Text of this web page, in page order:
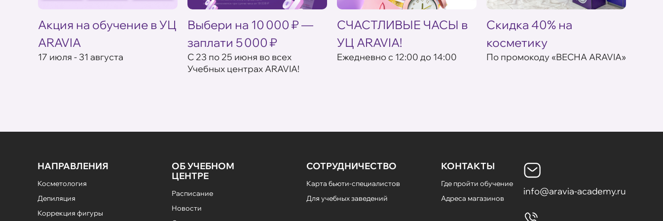
Акция на обучение в УЦ
ARAVIA
17 июля - 31 августа
Выбери на 10 000 ₽ —
заплати 5 000 ₽
С 23 по 25 июня во всех
Учебных центрах ARAVIA!
СЧАСТЛИВЫЕ ЧАСЫ в
УЦ ARAVIA!
Eжедневно с 12:00 до 14:00
Скидка 40% на
косметику
По промокоду «ВЕСНА ARAVIA»
НАПРАВЛЕНИЯ
Косметология
Депиляция
Коррекция фигуры
ОБ УЧЕБНОМ
ЦЕНТРЕ
Расписание
Новости
СОТРУДНИЧЕСТВО
Карта бьюти-специалистов
Для учебных заведений
КОНТАКТЫ
Где пройти обучение
Адреса магазинов
info@aravia-academy.ru